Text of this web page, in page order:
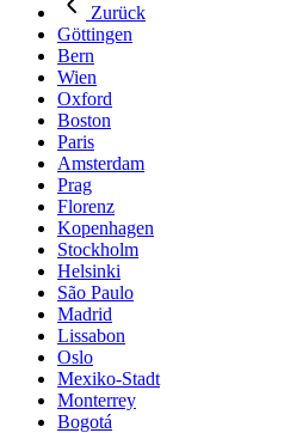
Zurück
Göttingen
Bern
Wien
Oxford
Boston
Paris
Amsterdam
Prag
Florenz
Kopenhagen
Stockholm
Helsinki
São Paulo
Madrid
Lissabon
Oslo
Mexiko-Stadt
Monterrey
Bogotá